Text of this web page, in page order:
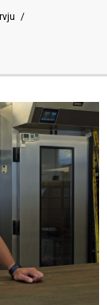
Mesterbrev
lederutdanning
Mesterfagene
Studieplaner
Søk
Veier til